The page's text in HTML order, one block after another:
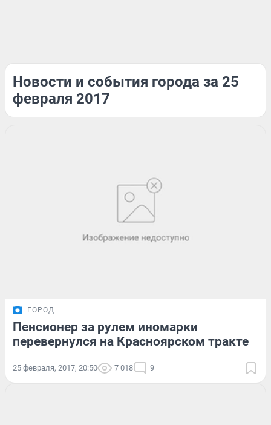
Новости и события города за 25
февраля 2017
ГОРОД
Пенсионер за рулем иномарки
перевернулся на Красноярском тракте
25 февраля, 2017, 20:50 7 018 9